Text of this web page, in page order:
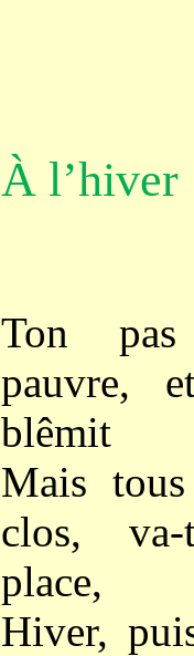
À l’hiver
Ton pas
pauvre,
blêmit
Mais
clos,
place,
Hiver,